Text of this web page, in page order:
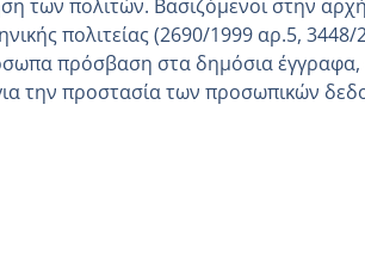
των πολιτών. Βασιζόμενοι στην αρχή
πολιτείας (2690/1999 αρ.5,
πρόσβαση στα δημόσια έγγραφα,
την προστασία των προσωπικών